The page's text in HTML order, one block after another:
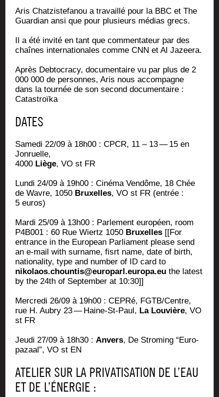
Aris Chat­zis­te­fa­nou a tra­vaillé pour la BBC et The
Guar­dian ansi que pour plu­sieurs médias grecs.
Il a été invi­té en tant que com­men­ta­teur par des
chaînes inter­na­tio­nales comme CNN et Al Jazeera.
Après Deb­to­cra­cy, docu­men­taire vu par plus de 2
000 000 de per­sonnes, Aris nous accom­pagne
dans la tour­née de son second docu­men­taire :
Catastroïka
DATES
Same­di 22/09 à 18h00 : CPCR, 11 – 13 — 15 en
Jonruelle,
4000 Liège, VO st FR
Lun­di 24/09 à 19h00 : Ciné­ma Ven­dôme, 18 Chée
de Wavre, 1050 Bruxelles, VO st FR (entrée :
5 euros)
Mar­di 25/09 à 13h00 : Par­le­ment euro­péen, room
P4B001 : 60 Rue Wiertz 1050 Bruxelles [[For
entrance in the Euro­pean Par­lia­ment please send
an e‑mail with sur­name, fisrt name, date of birth,
natio­na­li­ty, type and num­ber of ID card to
nikolaos.chountis@europarl.europa.eu the latest
by the 24th of Sep­tem­ber at 10:30]]
Mer­cre­di 26/09 à 19h00 : CEPRé, FGTB/Centre,
rue H. Aubry 23 — Haine-St-Paul, La Lou­vière, VO
st FR
Jeu­di 27/09 à 18h30 :Anvers, De Stro­ming “Euro­
pa­zaal”, VO st EN
ATELIER SUR LA PRIVATISATION DE L’EAU
ET DE L’ÉNERGIE :